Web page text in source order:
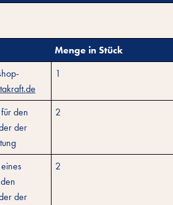
Menge in Stück
1
den
der
2
der
2